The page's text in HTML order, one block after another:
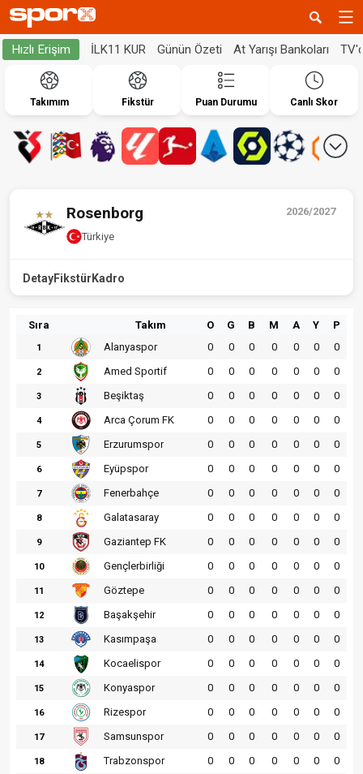
Hızlı Erişim İLK11 KUR Günün Özeti At Yarışı Bankoları
Takımım Fikstür Puan Durumu Canlı Skor
2026/2027
Rosenborg
Türkiye
DetayFikstür Kadro
Sıra Takım O G B M A Y P
1 Alanyaspor 0 0 0 0 0 0 0
2 Amed Sportif 0 0 0 0 0 0 0
3 Beşiktaş 0 0 0 0 0 0 0
4 Arca Çorum FK 0 0 0 0 0 0 0
5 Erzurumspor 0 0 0 0 0 0 0
6 Eyüpspor 0 0 0 0 0 0 0
7 Fenerbahçe 0 0 0 0 0 0 0
8 Galatasaray 0 0 0 0 0 0 0
9 Gaziantep FK 0 0 0 0 0 0 0
10 Gençlerbirliği 0 0 0 0 0 0 0
11 Göztepe 0 0 0 0 0 0 0
12 Başakşehir 0 0 0 0 0 0 0
13 Kasımpaşa 0 0 0 0 0 0 0
14 Kocaelispor 0 0 0 0 0 0 0
15 Konyaspor 0 0 0 0 0 0 0
16 Rizespor 0 0 0 0 0 0 0
17 Samsunspor 0 0 0 0 0 0 0
18 Trabzonspor 0 0 0 0 0 0 0